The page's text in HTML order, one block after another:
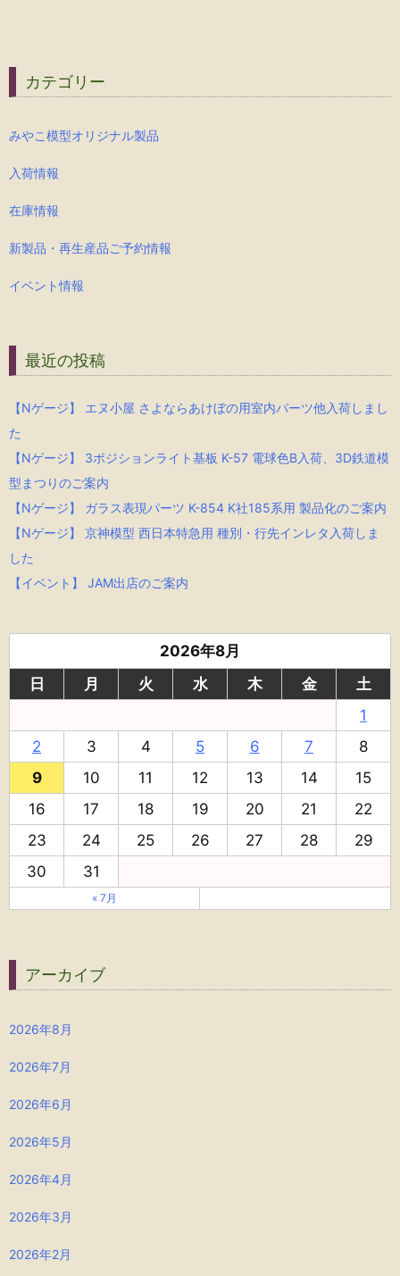
カテゴリー
みやこ模型オリジナル製品
入荷情報
在庫情報
新製品・再生産品ご予約情報
イベント情報
最近の投稿
【Nゲージ】 エヌ小屋 さよならあけぼの用室内パーツ他入荷しまし
た
【Nゲージ】 3ポジションライト基板 K-57 電球色B入荷、3D鉄道模
型まつりのご案内
【Nゲージ】 ガラス表現パーツ K-854 K社185系用 製品化のご案内
【Nゲージ】 京神模型 西日本特急用 種別・行先インレタ入荷しま
した
【イベント】 JAM出店のご案内
2026年8月
日
月 火 水 木 金
土
1
2
3 4 5 6 7
8
9
10 11 12 13 14
15
16
17 18 19 20 21
22
23
24 25 26 27 28
29
30
31
« 7月
アーカイブ
2026年8月
2026年7月
2026年6月
2026年5月
2026年4月
2026年3月
2026年2月